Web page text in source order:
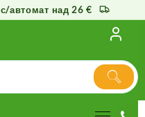
автомат над 26 €